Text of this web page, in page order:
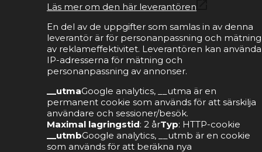
Läs mer om den här leverantören
En del av de uppgifter som samlas in av denna
leverantör är för personanpassning och mätning
av reklameffektivitet. Leverantören kan använda
IP-adresserna för mätning och
personanpassning av annonser.
__utmaGoogle analytics, __utma är en
permanent cookie som används för att särskilja
användare och sessioner/besök.
Maximal lagringstid: 2 årTyp: HTTP-cookie
__utmbGoogle analytics, __utmb är en cookie
som används för att beräkna nya